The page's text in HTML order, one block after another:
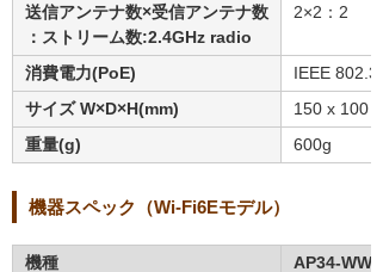
送信アンテナ数×受信アンテナ数
：ストリーム数:2.4GHz radio
2×2：2
消費電力(PoE)
IEEE
サイズ W×D×H(mm)
150 x 100 x
重量(g)
600g
機器スペック（Wi-Fi6Eモデル）
機種 AP34-WW